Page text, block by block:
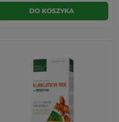
DO KOSZYKA